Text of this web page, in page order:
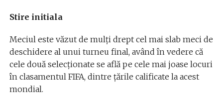
Stire initiala
Meciul este văzut de mulți drept cel mai slab meci de
deschidere al unui turneu final, având în vedere că
cele două selecționate se află pe cele mai joase locuri
în clasamentul FIFA, dintre țările calificate la acest
mondial.